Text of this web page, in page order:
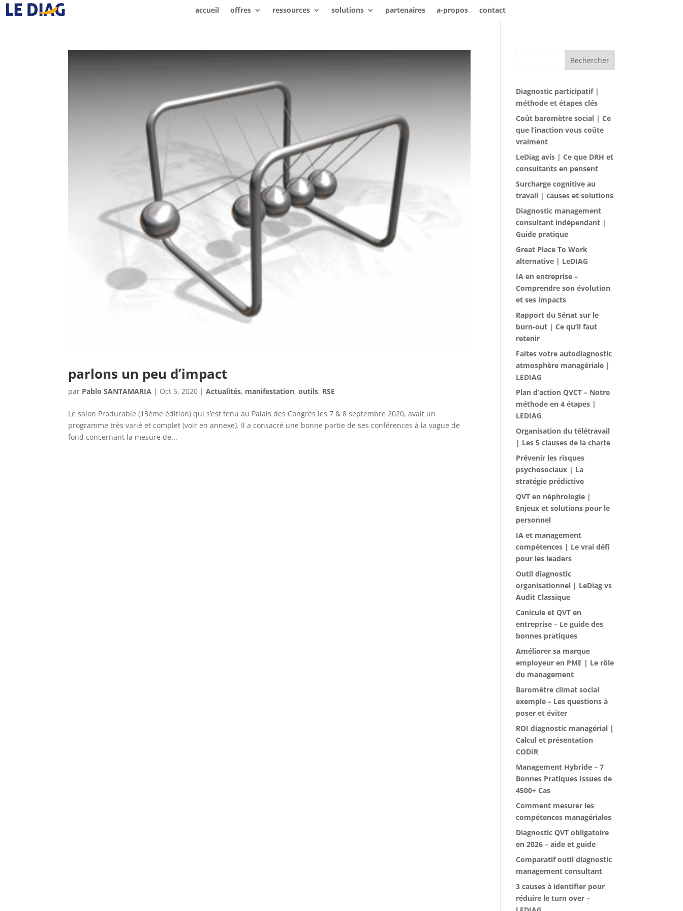
accueil offres ressources solutions partenaires a-propos contact
parlons un peu d’impact
par Pablo SANTAMARIA | Oct 5, 2020 |Actualités, manifestation,outils, RSE
Le salon Produrable (13ème édition) qui s’est tenu au Palais des Congrès les 7 & 8 septembre 2020, avait un
programme très varié et complet (voir en annexe). Il a consacré une bonne partie de ses conférences à la vague de
fond concernant la mesure de...
Rechercher
Diagnostic participatif |
méthode et étapes clés
Coût baromètre social | Ce
que l’inaction vous coûte
vraiment
LeDiag avis | Ce que DRH et
consultants en pensent
Surcharge cognitive au
travail | causes et solutions
Diagnostic management
consultant indépendant |
Guide pratique
Great Place To Work
alternative | LeDIAG
IA en entreprise –
Comprendre son évolution
et ses impacts
Rapport du Sénat sur le
burn-out | Ce qu’il faut
retenir
Faites votre autodiagnostic
atmosphère managériale |
LEDIAG
Plan d’action QVCT – Notre
méthode en 4 étapes |
LEDIAG
Organisation du télétravail
| Les 5 clauses de la charte
Prévenir les risques
psychosociaux | La
stratégie prédictive
QVT en néphrologie |
Enjeux et solutions pour le
personnel
IA et management
compétences | Le vrai défi
pour les leaders
Outil diagnostic
organisationnel | LeDiag vs
Audit Classique
Canicule et QVT en
entreprise – Le guide des
bonnes pratiques
Améliorer sa marque
employeur en PME | Le rôle
du management
Baromètre climat social
exemple – Les questions à
poser et éviter
ROI diagnostic managérial |
Calcul et présentation
CODIR
Management Hybride – 7
Bonnes Pratiques Issues de
4500+ Cas
Comment mesurer les
compétences managériales
Diagnostic QVT obligatoire
en 2026 – aide et guide
Comparatif outil diagnostic
management consultant
3 causes à identifier pour
réduire le turn over –